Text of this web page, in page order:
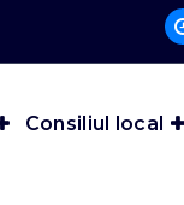
Consiliul local